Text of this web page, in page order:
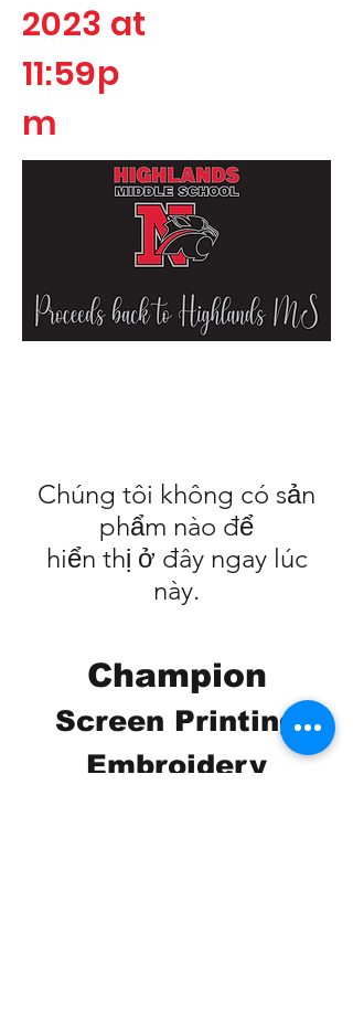
2023 at
11:59p
m
Chúng tôi không có sản
phẩm nào để
hiển thị ở đây ngay lúc
này.
Champion
Screen Printing
Embroidery